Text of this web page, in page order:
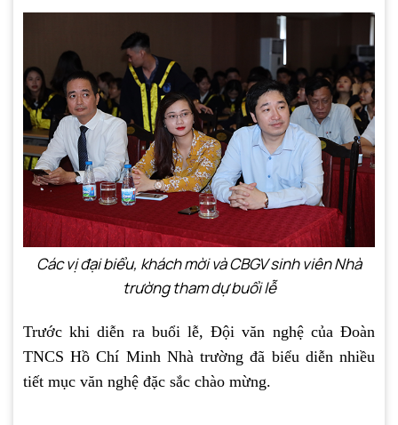
Các vị đại biểu, khách mời và CBGV sinh viên Nhà
trường tham dự buổi lễ
Trước khi diễn ra buổi lễ, Đội văn nghệ của Đoàn
TNCS Hồ Chí Minh Nhà trường đã biểu diễn nhiều
tiết mục văn nghệ đặc sắc chào mừng.